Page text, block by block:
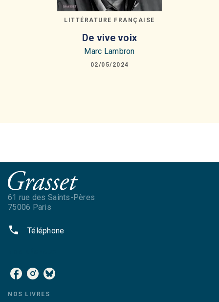
LITTÉRATURE FRANÇAISE
De vive voix
Marc Lambron
02/05/2024
61 rue des Saints-Pères
75006 Paris
phone Téléphone
NOS LIVRES